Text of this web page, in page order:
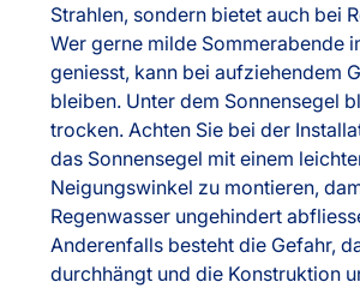
Strahlen, sondern bietet auch bei
Wer gerne milde Sommerabende
geniesst, kann bei aufziehendem
bleiben. Unter dem Sonnensegel
trocken. Achten Sie bei der
das Sonnensegel mit einem
Neigungswinkel zu montieren,
Regenwasser ungehindert
Anderenfalls besteht die Gefahr,
durchhängt und die Konstruktion